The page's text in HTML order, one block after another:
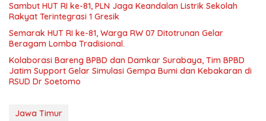
Sambut HUT RI ke-81, PLN Jaga Keandalan Listrik Sekolah
Rakyat Terintegrasi 1 Gresik
Semarak HUT RI ke-81, Warga RW 07 Ditotrunan Gelar
Beragam Lomba Tradisional.
Kolaborasi Bareng BPBD dan Damkar Surabaya, Tim BPBD
Jatim Support Gelar Simulasi Gempa Bumi dan Kebakaran di
RSUD Dr Soetomo
Jawa Timur